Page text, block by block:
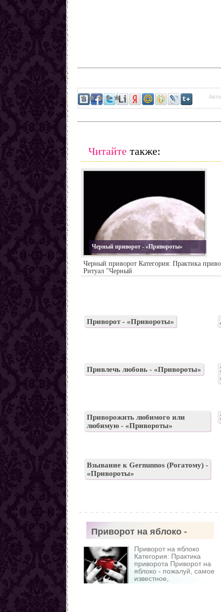
Читайте также:
Черный приворот - «Привороты»
Черный приворот Категория: Практика
Ритуал "Черный
Приворот - «Привороты»
Привлечь любовь - «Привороты»
Приворожить любимого или
любимую - «Привороты»
Взывание к Gernunnos (Рогатому) -
«Привороты»
Приворот на яблоко -
«Привороты»
Приворот на яблоко
Категория: Практика
приворота Приворот на
яблоко - пожалуй, самое
известное,
легкодоступное и